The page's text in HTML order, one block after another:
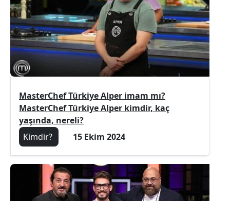
MasterChef Türkiye Alper imam mı?
MasterChef Türkiye Alper kimdir, kaç
yaşında, nereli?
Kimdir?
15 Ekim 2024